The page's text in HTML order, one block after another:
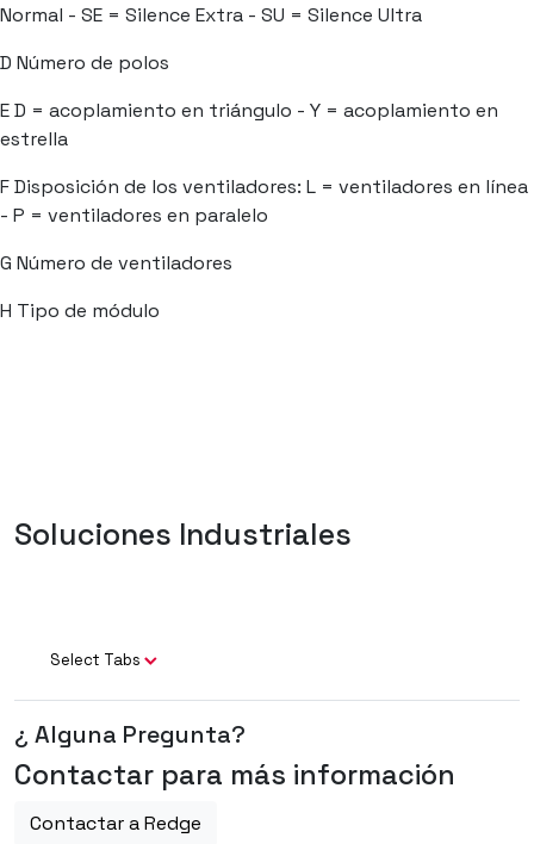
Normal - SE = Silence Extra - SU = Silence Ultra
D Número de polos
ED = acoplamiento en triángulo - Y = acoplamiento en
estrella
FDisposición de los ventiladores: L = ventiladores en línea
- P = ventiladores en paralelo
G Número de ventiladores
H Tipo de módulo
Soluciones Industriales
Select Tabs
¿ Alguna Pregunta?
Contactar para más información
Contactar a Redge